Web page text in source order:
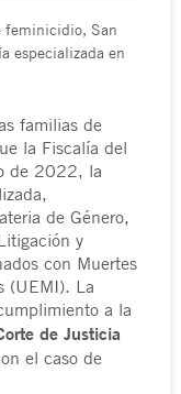
feminicidio, San
especializada en
familias de
la Fiscalía del
de 2022, la
de Género,
y
con Muertes
(UEMI). La
a la
de Justicia
el caso de